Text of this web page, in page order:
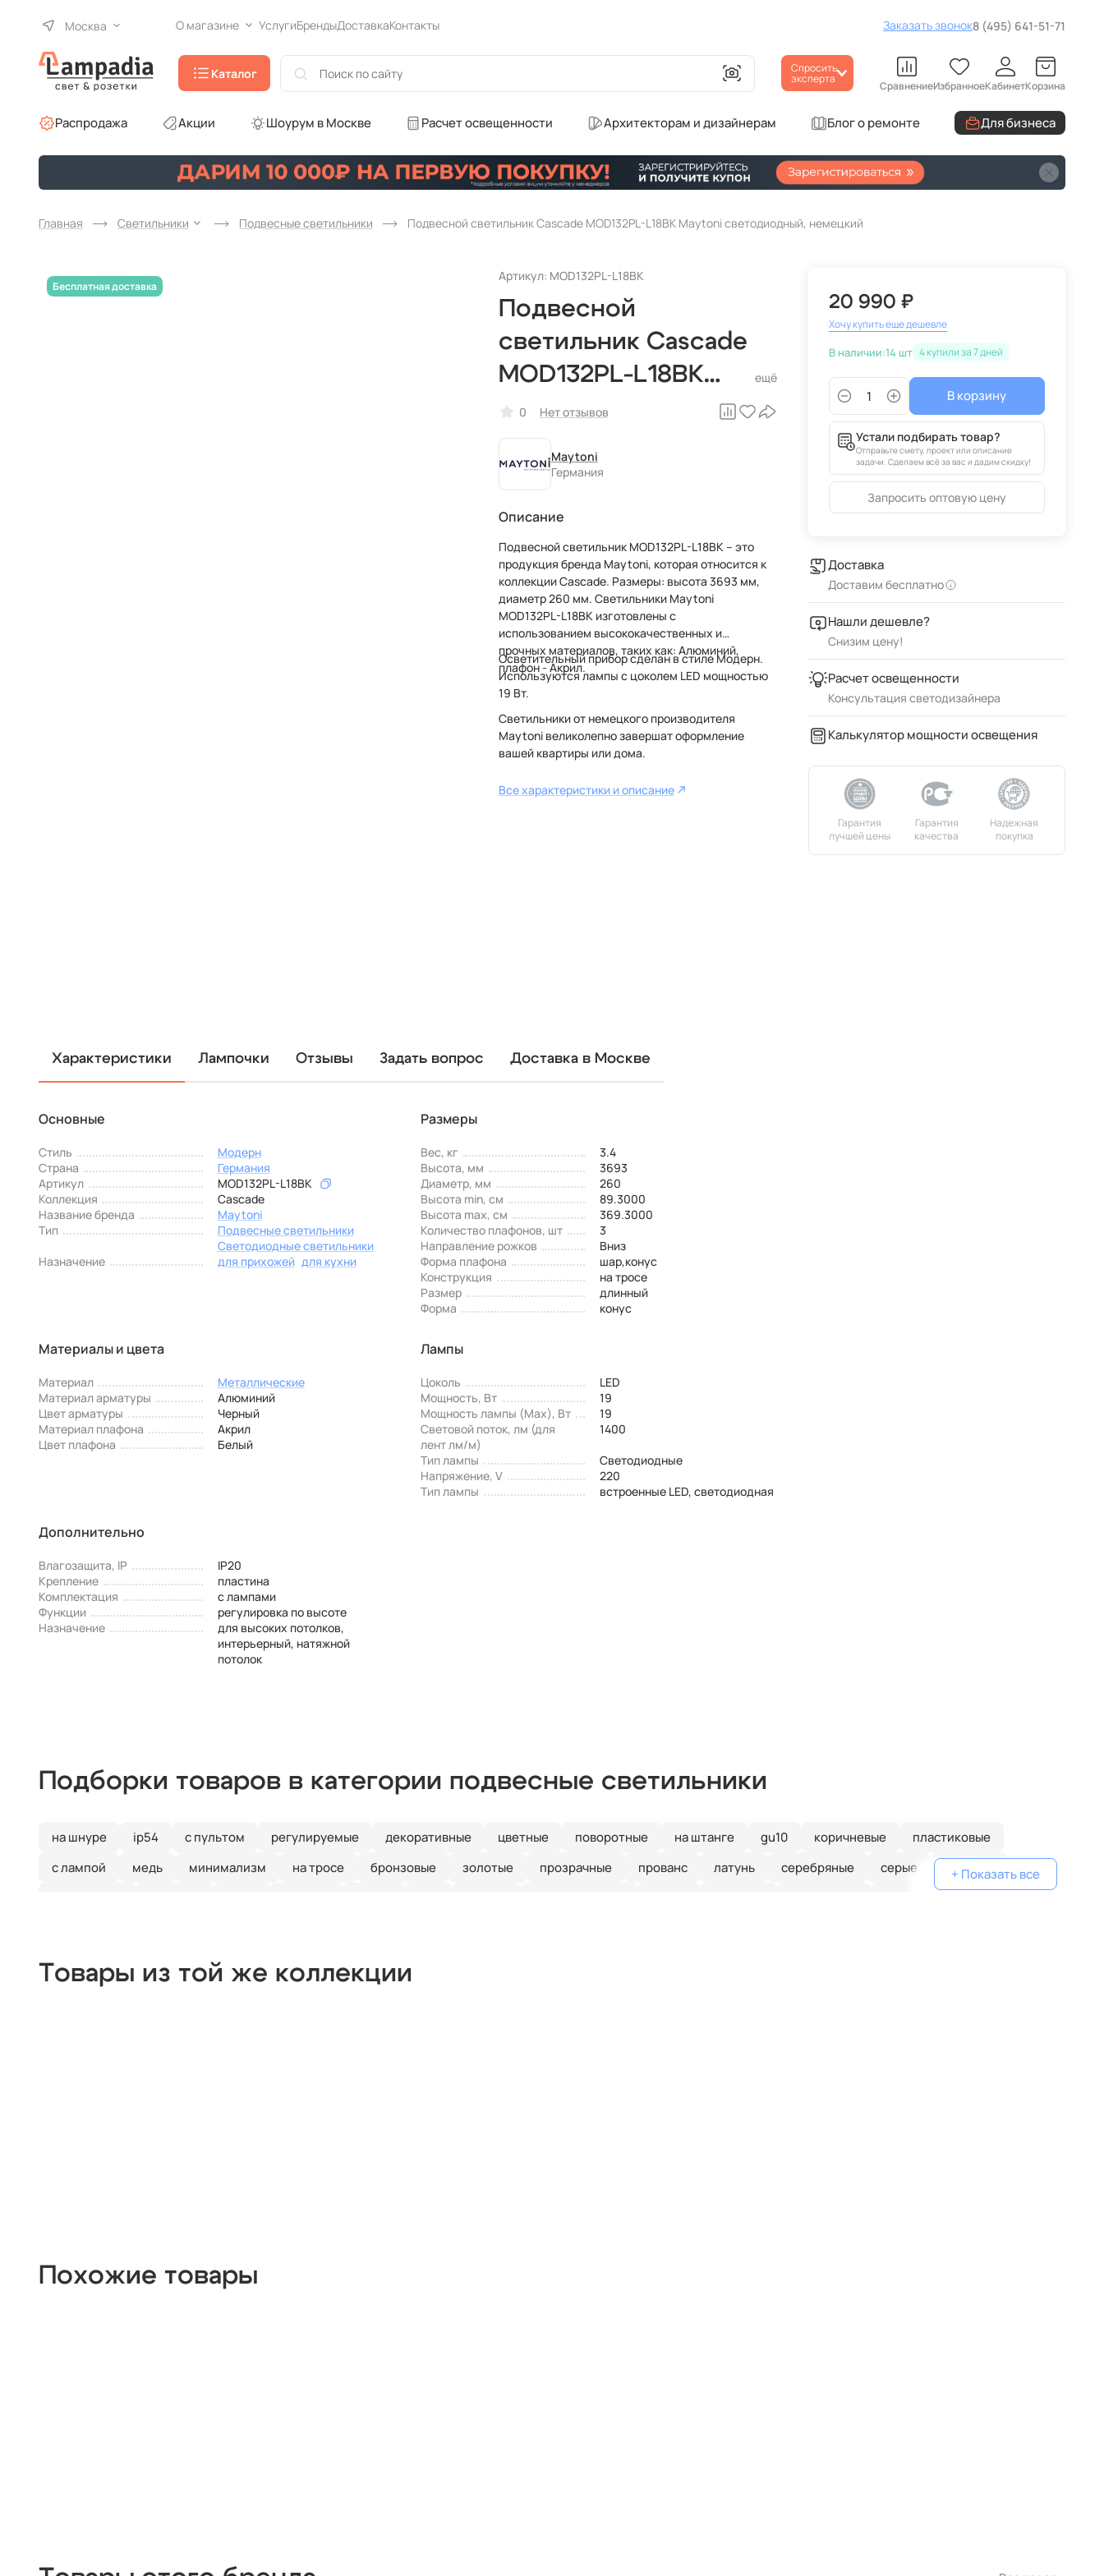
Москва О магазине УслугиБрендыДоставкаКонтакты Заказать звонок8 (495) 641-51-71
Каталог Спросить
эксперта СравнениеИзбранноеКабинетКорзина
Распродажа Акции Шоурум в Москве Расчет освещенности Архитекторам и дизайнерам Блог о ремонте Для бизнеса
Главная Светильники Подвесные светильники Подвесной светильник Cascade MOD132PL-L18BK Maytoni светодиодный, немецкий
Артикул: MOD132PL-L18BK
Подвесной
светильник Cascade
MOD132PL-L18BK
Maytoni
светодиодный,
немецкий
0 Нет отзывов
Maytoni
Германия
Описание
Подвесной светильник MOD132PL-L18BK – это
продукция бренда Maytoni, которая относится к
коллекции Cascade. Размеры: высота 3693 мм,
диаметр 260 мм. Светильники Maytoni
MOD132PL-L18BK изготовлены с
использованием высококачественных и
прочных материалов, таких как: Алюминий,
плафон - Акрил.
Осветительный прибор сделан в стиле Модерн.
Используются лампы с цоколем LED мощностью
19 Вт.
Светильники от немецкого производителя
Maytoni великолепно завершат оформление
вашей квартиры или дома.
Все характеристики и описание
20 990 ₽
Хочу купить еще дешевле
В наличии:14 шт 4
В корзину
Устали подбирать товар?
Отправьте смету, проект или описание
задачи. Сделаем всё за вас и дадим скидку!
Запросить оптовую цену
Доставка
Доставим бесплатно
Нашли дешевле?
Снизим цену!
Расчет освещенности
Консультация светодизайнера
Калькулятор мощности освещения
Характеристики Лампочки Отзывы Задать вопрос Доставка в Москве
Основные
Стиль
Модерн
Страна
Германия
Артикул
MOD132PL-L18BK
Коллекция
Cascade
Название бренда
Maytoni
Тип
Подвесные светильники
Светодиодные светильники
Назначение
для прихожей для кухни
Размеры
Вес, кг
3.4
Высота, мм
3693
Диаметр, мм
260
Высота min, см
89.3000
Высота max, см
369.3000
Количество плафонов, шт
3
Направление рожков
Вниз
Форма плафона
шар,конус
Конструкция
на тросе
Размер
длинный
Форма
конус
Материалы и цвета
Материал
Металлические
Материал арматуры
Алюминий
Цвет арматуры
Черный
Материал плафона
Акрил
Цвет плафона
Белый
Лампы
Цоколь
LED
Мощность, Вт
19
Мощность лампы (Max), Вт
19
Световой поток, лм (для
лент лм/м)
1400
Тип лампы
Светодиодные
Напряжение, V
220
Тип лампы
встроенные LED, светодиодная
Дополнительно
Влагозащита, IP
IP20
Крепление
пластина
Комплектация
с лампами
Функции
регулировка по высоте
Назначение
для высоких потолков,
интерьерный, натяжной
потолок
Подборки товаров в категории подвесные светильники
на шнуре ip54 с пультом регулируемые декоративные цветные поворотные на штанге gu10 коричневые
пластиковые
с лампой
медь минимализм на тросе бронзовые золотые прозрачные прованс латунь серебряные серые
голубые
деревянные
из цветного стекла
+ Показать все
Товары из той же коллекции
Похожие товары